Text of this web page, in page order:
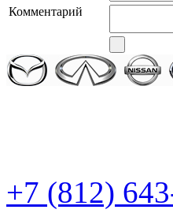
Комментарий
+7 (812)